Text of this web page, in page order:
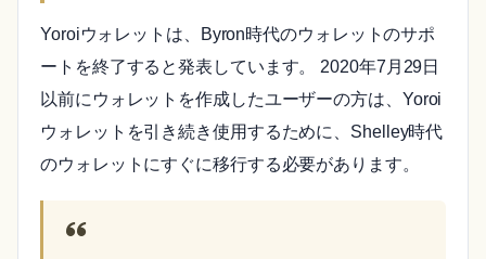
Yoroiウォレットは、Byron時代のウォレットのサポ
ートを終了すると発表しています。 2020年7月29日
以前にウォレットを作成したユーザーの方は、Yoroi
ウォレットを引き続き使用するために、Shelley時代
のウォレットにすぐに移行する必要があります。